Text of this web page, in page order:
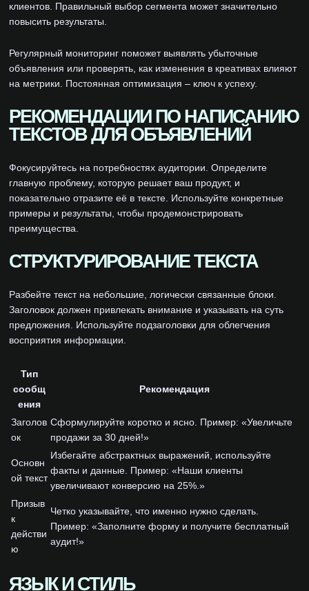
клиентов. Правильный выбор сегмента может значительно
повысить результаты.
Регулярный мониторинг поможет выявлять убыточные
объявления или проверять, как изменения в креативах влияют
на метрики. Постоянная оптимизация – ключ к успеху.
РЕКОМЕНДАЦИИ ПО НАПИСАНИЮ
ТЕКСТОВ ДЛЯ ОБЪЯВЛЕНИЙ
Фокусируйтесь на потребностях аудитории. Определите
главную проблему, которую решает ваш продукт, и
показательно отразите её в тексте. Используйте конкретные
примеры и результаты, чтобы продемонстрировать
преимущества.
СТРУКТУРИРОВАНИЕ ТЕКСТА
Разбейте текст на небольшие, логически связанные блоки.
Заголовок должен привлекать внимание и указывать на суть
предложения. Используйте подзаголовки для облегчения
восприятия информации.
Тип
сообщ
ения
Рекомендация
Заголов
ок
Сформулируйте коротко и ясно. Пример: «Увеличьте
продажи за 30 дней!»
Основн
ой текст
Избегайте абстрактных выражений, используйте
факты и данные. Пример: «Наши клиенты
увеличивают конверсию на 25%.»
Призыв
к
действи
ю
Четко указывайте, что именно нужно сделать.
Пример: «Заполните форму и получите бесплатный
аудит!»
ЯЗЫК И СТИЛЬ